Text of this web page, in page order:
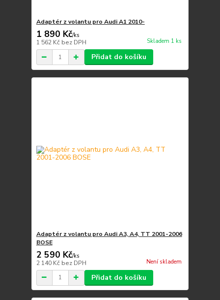
Adaptér z volantu pro Audi A1 2010-
1 890 Kč/ks
1 562 Kč bez DPH Skladem 1 ks
Přidat do košíku
Adaptér z volantu pro Audi A3, A4, TT 2001-2006
BOSE
2 590 Kč/ks
2 140 Kč bez DPH Není skladem
Přidat do košíku